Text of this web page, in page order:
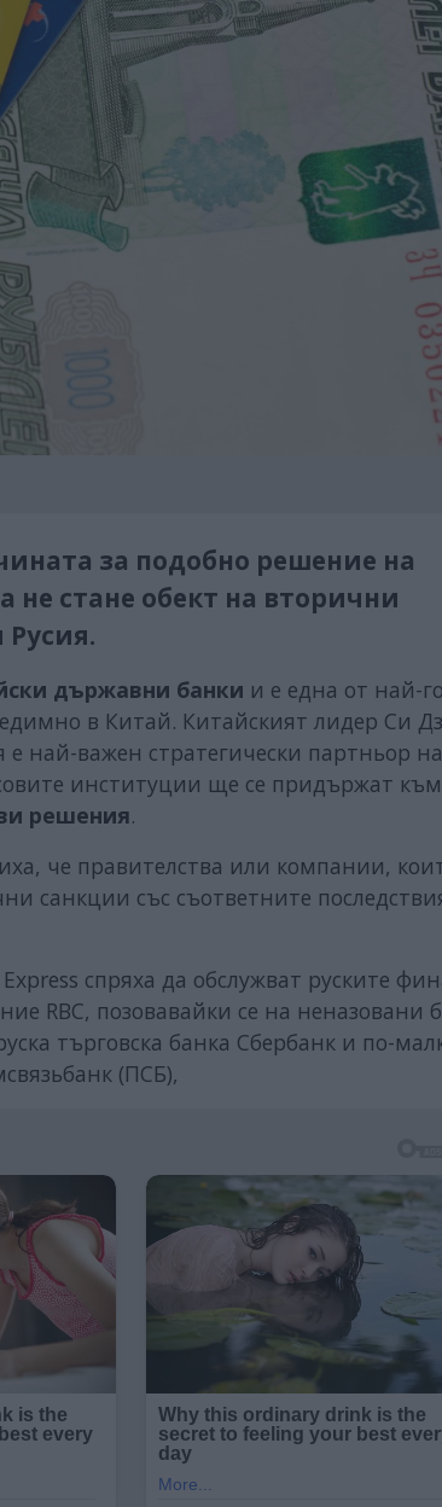
за подобно решение на
не стане обект на вторични
държавни банки и е една от най-
в Китай. Китайският лидер Си
най-важен стратегически партньор на
институции ще се придържат към
решения.
че правителства или компании,
санкции със съответните
спряха да обслужват руските
RBC, позовавайки се на неназовани
търговска банка Сбербанк и по-
(ПСБ),